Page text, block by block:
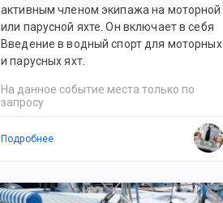
активным членом экипажа на моторной
или парусной яхте. Он включает в себя
Введение в водный спорт для моторных
и парусных яхт.
На данное событие места только по
запросу
Подробнее